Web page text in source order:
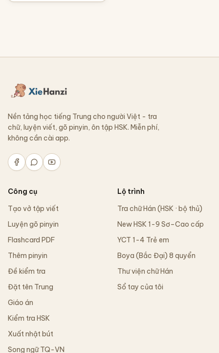
Nền tảng học tiếng Trung cho người Việt - tra
chữ, luyện viết, gõ pinyin, ôn tập HSK. Miễn phí,
không cần cài app.
Công cụ
Tạo vở tập viết
Luyện gõ pinyin
Flashcard PDF
Thêm pinyin
Đề kiểm tra
Đặt tên Trung
Giáo án
Kiểm tra HSK
Xuất nhật bút
Song ngữ TQ-VN
Lộ trình
Tra chữ Hán (HSK · bộ thủ)
New HSK 1-9 Sơ–Cao cấp
YCT 1-4 Trẻ em
Boya (Bắc Đại) 8 quyển
Thư viện chữ Hán
Sổ tay của tôi